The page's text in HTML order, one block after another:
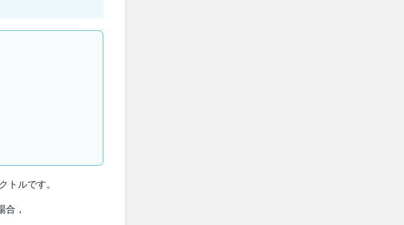
= \lim_{h \to 0} \dfrac{\boldsymbol{a} (t+h) -
ルです。
，